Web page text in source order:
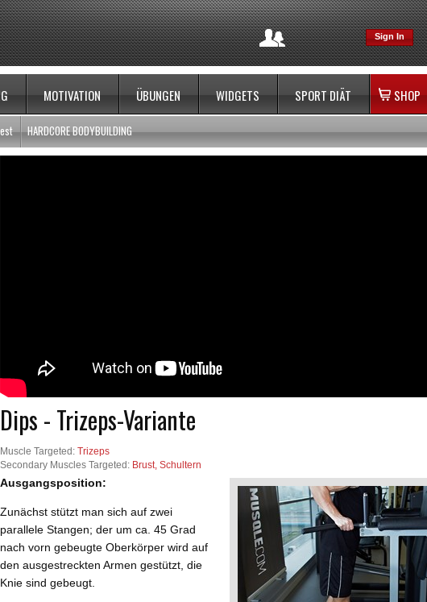
Sign In
MOTIVATION ÜBUNGEN WIDGETS SPORT DIÄT SHOP
HARDCORE BODYBUILDING
Dips - Trizeps-Variante
Muscle Targeted: Trizeps
Secondary Muscles Targeted: Brust, Schultern
Ausgangsposition:
Zunächst stützt man sich auf zwei
parallele Stangen; der um ca. 45 Grad
nach vorn gebeugte Oberkörper wird auf
den ausgestreckten Armen gestützt, die
Knie sind gebeugt.